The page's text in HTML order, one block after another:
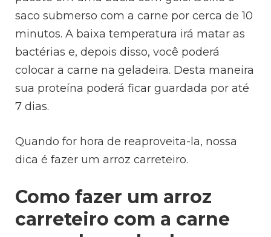
saco submerso com a carne por cerca de 10
minutos. A baixa temperatura irá matar as
bactérias e, depois disso, você poderá
colocar a carne na geladeira. Desta maneira
sua proteína poderá ficar guardada por até
7 dias.
Quando for hora de reaproveita-la, nossa
dica é fazer um arroz carreteiro.
Como fazer um arroz
carreteiro com a carne